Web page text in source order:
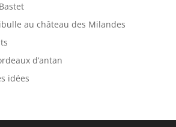
au château des Milandes
d’antan
idées